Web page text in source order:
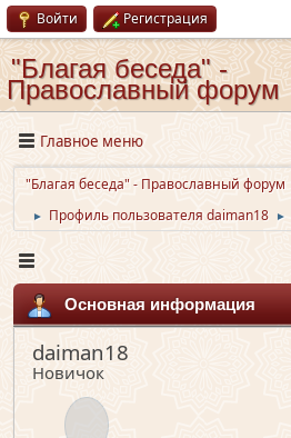
Войти Регистрация
"Благая беседа" -
Православный форум
Главное меню
"Благая беседа" - Православный форум
► Профиль пользователя daiman18 ►
Основная информация
daiman18
Новичок